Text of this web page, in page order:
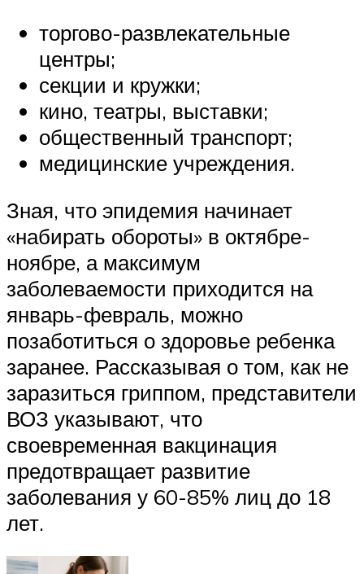
торгово-развлекательные
центры;
секции и кружки;
кино, театры, выставки;
общественный транспорт;
медицинские учреждения.
Зная, что эпидемия начинает
«набирать обороты» в октябре-
ноябре, а максимум
заболеваемости приходится на
январь-февраль, можно
позаботиться о здоровье ребенка
заранее. Рассказывая о том, как не
заразиться гриппом, представители
ВОЗ указывают, что
своевременная вакцинация
предотвращает развитие
заболевания у 60-85% лиц до 18
лет.